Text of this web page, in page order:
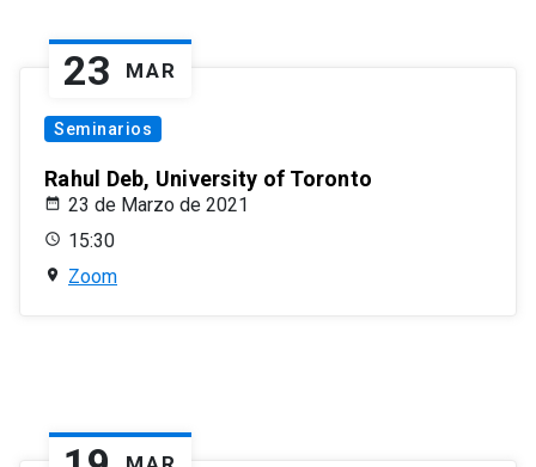
23 MAR
Seminarios
Rahul Deb, University of Toronto
23 de Marzo de 2021
15:30
Zoom